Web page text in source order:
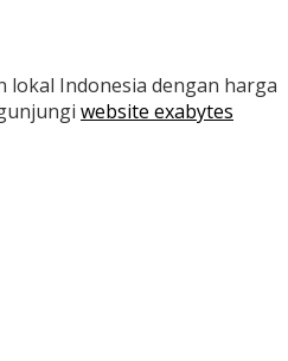
lokal Indonesia dengan harga
website exabytes